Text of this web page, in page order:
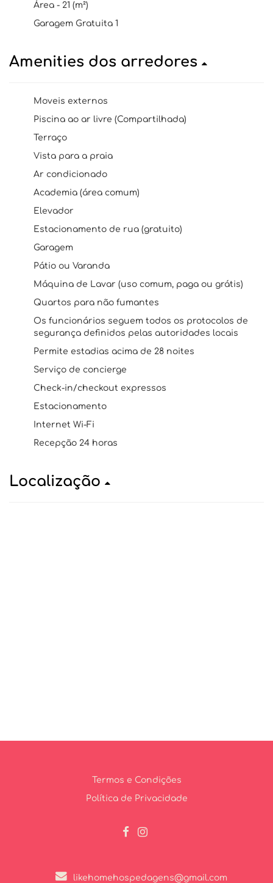
Área - 21 (m²)
Garagem Gratuita 1
Amenities dos arredores
Moveis externos
Piscina ao ar livre (Compartilhada)
Terraço
Vista para a praia
Ar condicionado
Academia (área comum)
Elevador
Estacionamento de rua (gratuito)
Garagem
Pátio ou Varanda
Máquina de Lavar (uso comum, paga ou grátis)
Quartos para não fumantes
Os funcionários seguem todos os protocolos de
segurança definidos pelas autoridades locais
Permite estadias acima de 28 noites
Serviço de concierge
Check-in/checkout expressos
Estacionamento
Internet Wi-Fi
Recepção 24 horas
Localização
Termos e Condições
Política de Privacidade
likehomehospedagens@gmail.com